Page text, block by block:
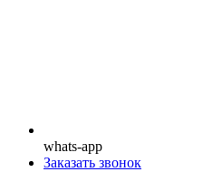
whats-app
Заказать звонок